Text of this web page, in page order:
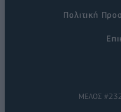
Πολιτική
ΜΕΛΟΣ